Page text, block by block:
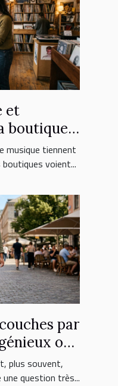
et
boutique
musique tiennent
voient...
par
ou
plus souvent,
question très...